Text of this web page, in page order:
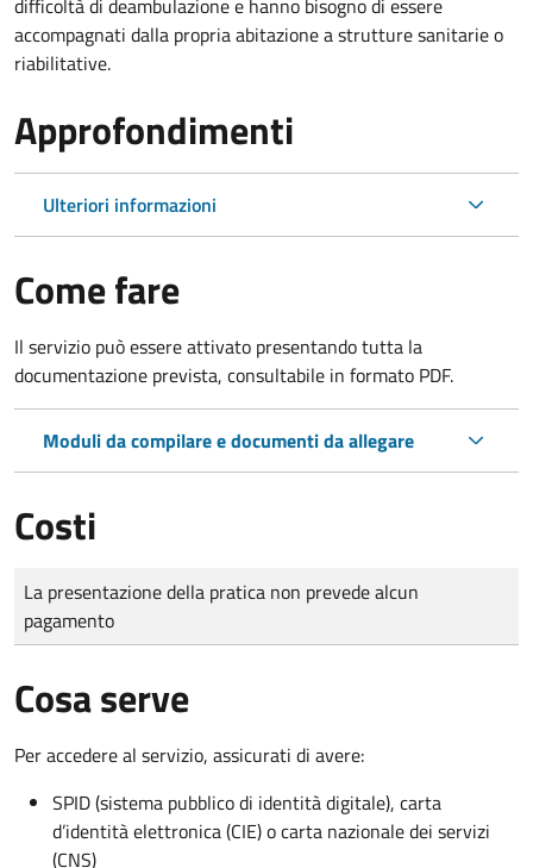
accompagnati dalla propria abitazione a strutture sanitarie o
riabilitative.
Approfondimenti
Ulteriori informazioni
Come fare
Il servizio può essere attivato presentando tutta la
documentazione prevista, consultabile in formato PDF.
Moduli da compilare e documenti da allegare
Costi
Tipo di pagamento
Importo
La presentazione della pratica non prevede alcun
pagamento
Cosa serve
Per accedere al servizio, assicurati di avere:
SPID (sistema pubblico di identità digitale), carta
d’identità elettronica (CIE) o carta nazionale dei servizi
(CNS)